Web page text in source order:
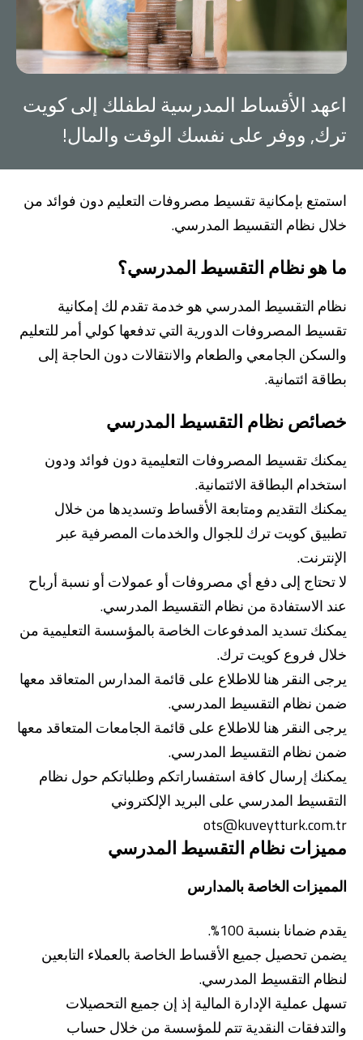
من نحن بوابة التمويل علاقات المستثمرين
مركز رضا العملاء
الفروع وأجهزة الصراف الآلي
رسوم المنتجات والخدمات
Türkçe
English
من نحن بوابة التمويل علاقات المستثمرين
مركز رضا العملاء
الفروع وأجهزة الصراف الآلي
رسوم المنتجات والخدمات
Türkçe
English
صناديق الاستثمار
بطاقة بزنس بلاس
المزايا الضريبية
الائتمان الإيجاري
اعهد الأقساط المدرسية لطفلك إلى كويت
ترك, ووفر على نفسك الوقت والمال!
استمتع بإمكانية تقسيط مصروفات التعليم دون فوائد من
خلال نظام التقسيط المدرسي.
ما هو نظام التقسيط المدرسي؟
نظام التقسيط المدرسي هو خدمة تقدم لك إمكانية
تقسيط المصروفات الدورية التي تدفعها كولي أمر للتعليم
والسكن الجامعي والطعام والانتقالات دون الحاجة إلى
بطاقة ائتمانية.
خصائص نظام التقسيط المدرسي
يمكنك تقسيط المصروفات التعليمية دون فوائد ودون
استخدام البطاقة الائتمانية.
يمكنك التقديم ومتابعة الأقساط وتسديدها من خلال
تطبيق كويت ترك للجوال والخدمات المصرفية عبر
الإنترنت.
لا تحتاج إلى دفع أي مصروفات أو عمولات أو نسبة أرباح
عند الاستفادة من نظام التقسيط المدرسي.
يمكنك تسديد المدفوعات الخاصة بالمؤسسة التعليمية من
خلال فروع كويت ترك.
يرجى النقر هنا للاطلاع على قائمة المدارس المتعاقد معها
ضمن نظام التقسيط المدرسي.
يرجى النقر هنا للاطلاع على قائمة الجامعات المتعاقد معها
ضمن نظام التقسيط المدرسي.
يمكنك إرسال كافة استفساراتكم وطلباتكم حول نظام
التقسيط المدرسي على البريد الإلكتروني
ots@kuveytturk.com.tr
مميزات نظام التقسيط المدرسي
المميزات الخاصة بالمدارس
يقدم ضمانا بنسبة 100%.
يضمن تحصيل جميع الأقساط الخاصة بالعملاء التابعين
لنظام التقسيط المدرسي.
تسهل عملية الإدارة المالية إذ إن جميع التحصيلات
والتدفقات النقدية تتم للمؤسسة من خلال حساب